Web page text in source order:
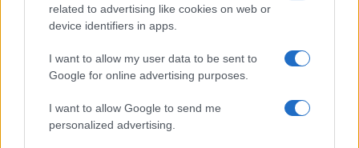
related to advertising like cookies on web or
device identifiers in apps.
I want to allow my user data to be sent to
Google for online advertising purposes.
I want to allow Google to send me
personalized advertising.
Olanda
NL Newz